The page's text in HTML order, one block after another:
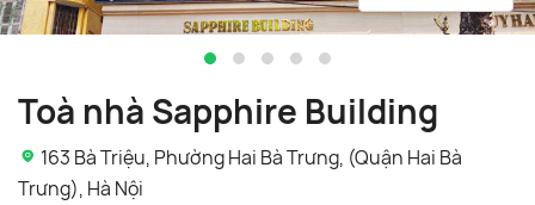
Toà nhà Sapphire Building
163 Bà Triệu, Phường Hai Bà Trưng, (Quận Hai Bà
Trưng), Hà Nội